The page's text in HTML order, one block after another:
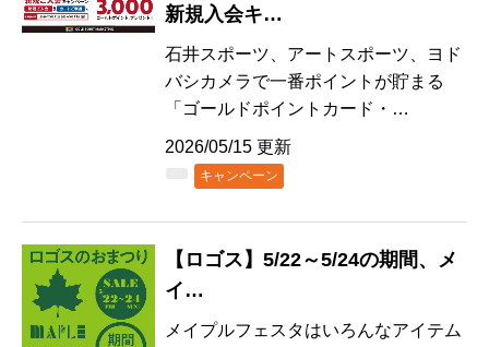
新規入会キ…
石井スポーツ、アートスポーツ、ヨド
バシカメラで一番ポイントが貯まる
「ゴールドポイントカード・…
2026/05/15 更新
キャンペーン
【ロゴス】5/22～5/24の期間、メ
イ…
メイプルフェスタはいろんなアイテム